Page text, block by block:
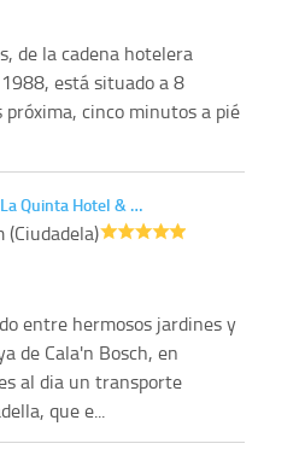
de la cadena hotelera
está situado a 8
cinco minutos a pié
Quinta Hotel & …
(Ciudadela)
entre hermosos jardines y
de Cala'n Bosch, en
al dia un transporte
que e...